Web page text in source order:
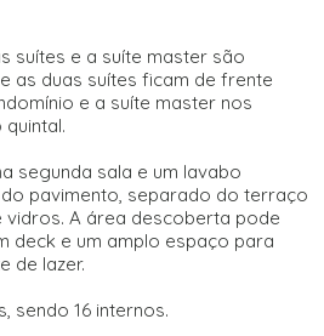
suítes e a suíte master são
as duas suítes ficam de frente
e a suíte master nos
segunda sala e um lavabo
pavimento, separado do terraço
vidros. A área descoberta pode
deck e um amplo espaço para
de lazer.
sendo 16 internos.